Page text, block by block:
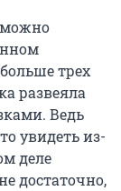
можно
трех
развеяла
Ведь
увидеть из-
деле
достаточно,